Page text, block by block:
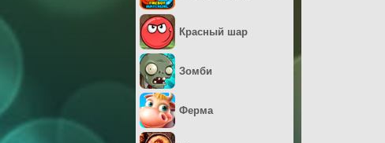
Красный шар
Зомби
Ферма